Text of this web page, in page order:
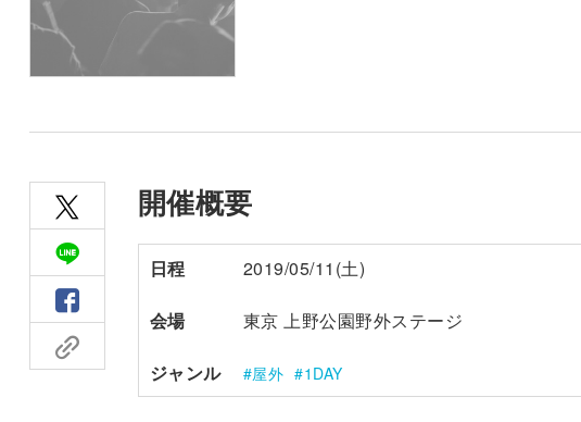
開催概要
日程 2019/05/11(土)
会場 東京 上野公園野外ステージ
ジャンル 屋外 1DAY